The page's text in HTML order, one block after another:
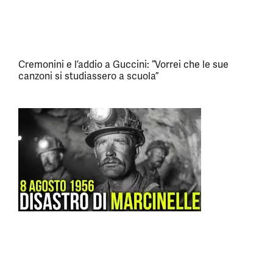
Cremonini e l’addio a Guccini: “Vorrei che le sue
canzoni si studiassero a scuola”